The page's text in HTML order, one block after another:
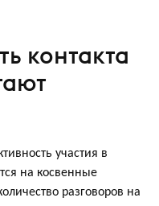
контакта
участия в
на косвенные
разговоров на